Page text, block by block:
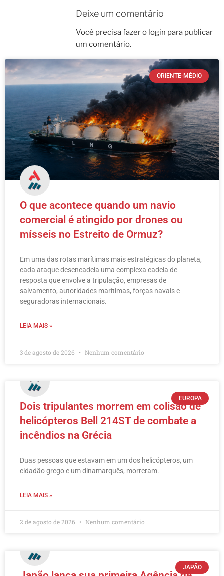
Deixe um comentário
Você precisa fazer o login para publicar
um comentário.
ORIENTE-MÉDIO
O que acontece quando um navio
comercial é atingido por drones ou
mísseis no Estreito de Ormuz?
Em uma das rotas marítimas mais estratégicas do planeta,
cada ataque desencadeia uma complexa cadeia de
resposta que envolve a tripulação, empresas de
salvamento, autoridades marítimas, forças navais e
seguradoras internacionais.
LEIA MAIS »
3 de agosto de 2026 Nenhum comentário
EUROPA
Dois tripulantes morrem em colisão de
helicópteros Bell 214ST de combate a
incêndios na Grécia
Duas pessoas que estavam em um dos helicópteros, um
cidadão grego e um dinamarquês, morreram.
LEIA MAIS »
2 de agosto de 2026 Nenhum comentário
JAPÃO